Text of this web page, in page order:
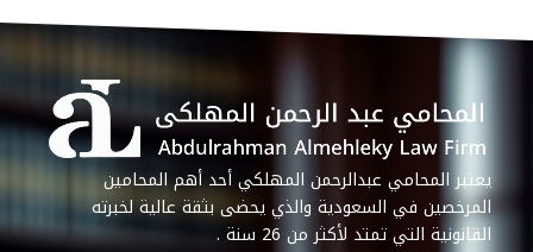
يعتبر المحامي عبدالرحمن المهلكي أحد أهم المحامين
المرخصين في السعودية والذي يحضى بثقة عالية لخبرته
القانونية التي تمتد لأكثر من 26 سنة .